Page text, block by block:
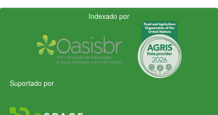
Indexado por
Suportado por